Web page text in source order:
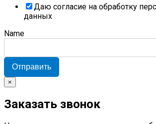
Даю согласие на обработку
данных
Name
Отправить
×
Заказать звонок